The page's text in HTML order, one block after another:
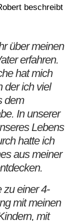
beschreibt
über meinen
erfahren.
hat mich
der ich viel
dem
In unserer
Lebens
hatte ich
aus meiner
zu einer 4-
mit meinen
mit